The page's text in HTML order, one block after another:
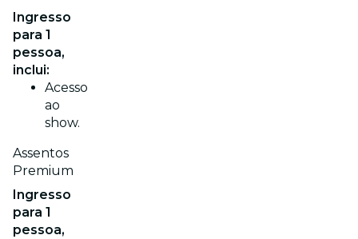
Ingresso
para 1
pessoa,
inclui:
Acesso
ao
show.
Assentos
Premium
Ingresso
para 1
pessoa,